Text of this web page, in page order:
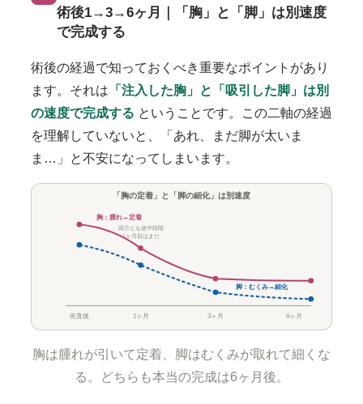
術後1→3→6ヶ月｜「胸」と「脚」は別速度
で完成する
術後の経過で知っておくべき重要なポイントがあり
ます。それは 「注入した胸」と「吸引した脚」は別
の速度で完成する ということです。この二軸の経過
を理解していないと、「あれ、まだ脚が太いま
ま…」と不安になってしまいます。
「胸の定着」と「脚の細化」は別速度
術直後 1ヶ月 3ヶ月 6ヶ月
胸：腫れ→定着
脚：むくみ→細化
1ヶ月目はまだ
両方とも途中段階
胸は腫れが引いて定着、脚はむくみが取れて細くな
る。どちらも本当の完成は6ヶ月後。